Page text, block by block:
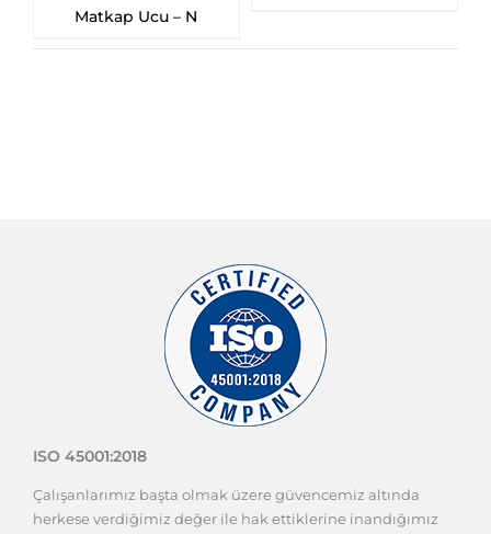
Matkap Ucu – N
ISO 45001:2018
Çalışanlarımız başta olmak üzere güvencemiz altında
herkese verdiğimiz değer ile hak ettiklerine inandığımız